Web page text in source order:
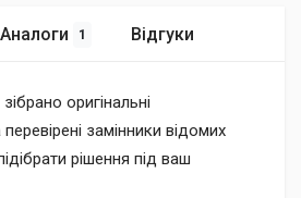
Аналоги 1 Відгуки
оригінальні
замінники відомих
рішення під ваш